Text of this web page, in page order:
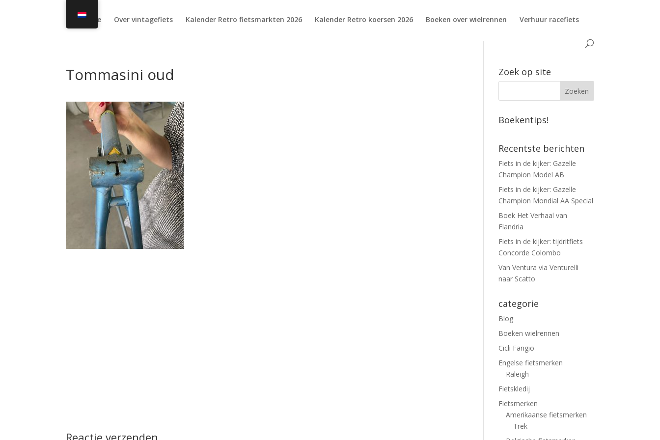
Home Over vintagefiets Kalender Retro fietsmarkten 2026 Kalender Retro koersen 2026 Boeken over wielrennen Verhuur racefiets
Tommasini oud
Reactie verzenden
Zoek op site
Boekentips!
Recentste berichten
Fiets in de kijker: Gazelle
Champion Model AB
Fiets in de kijker: Gazelle
Champion Mondial AA Special
Boek Het Verhaal van
Flandria
Fiets in de kijker: tijdritfiets
Concorde Colombo
Van Ventura via Venturelli
naar Scatto
categorie
Blog
Boeken wielrennen
Cicli Fangio
Engelse fietsmerken
Raleigh
Fietskledij
Fietsmerken
Amerikaanse fietsmerken
Trek